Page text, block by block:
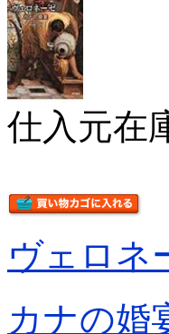
仕入元在
ヴェロネ
カナの婚